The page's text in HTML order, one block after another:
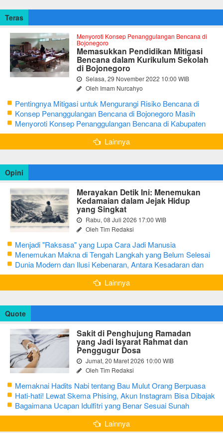
Teras
Menyoroti Konsep Penanggulangan Bencana di
Bojonegoro
Memasukkan Pendidikan Mitigasi
Bencana dalam Kurikulum Sekolah
di Bojonegoro
Selasa, 29 November 2022 10:00 WIB
Oleh Imam Nurcahyo
Pentingnya Mitigasi untuk Mengurangi Risiko Bencana di
Bojonegoro
Konsep Penanggulangan Bencana di Bojonegoro Masih
Mengutamakan Tanggap Darurat
Menyoroti Konsep Penanggulangan Bencana di Kabupaten
Bojonegoro
Lainnya
Opini
Merayakan Detik Ini: Menemukan
Kedamaian dalam Jejak Hidup
yang Singkat
Rabu, 08 Juli 2026 17:00 WIB
Oleh Tim Redaksi
Menjadi "Raksasa" yang Lupa Cara Jadi Manusia
Menemukan Makna di Tengah Langkah yang Belum Selesai
Dunia Modern dan Ilusi Kebenaran, Antara Kesadaran dan
terjebak Tipu Daya
Lainnya
Quote
Sakit di Penghujung Ramadan
yang Jadi Isyarat Rahmat dan
Penggugur Dosa
Jumat, 20 Maret 2026 10:00 WIB
Oleh Tim Redaksi
Memaknai Hadits Nabi tentang Bau Mulut Orang Berpuasa
Secara Bijak Agar Tidak Menggangu
Hati-hati! Lewat Skema Phising, Akun Instagram Bisa Dibajak
Kurang dari 3 Menit
Bagaimana Ucapan Idulfitri yang Benar Sesuai Sunah
Rasulullah
Lainnya